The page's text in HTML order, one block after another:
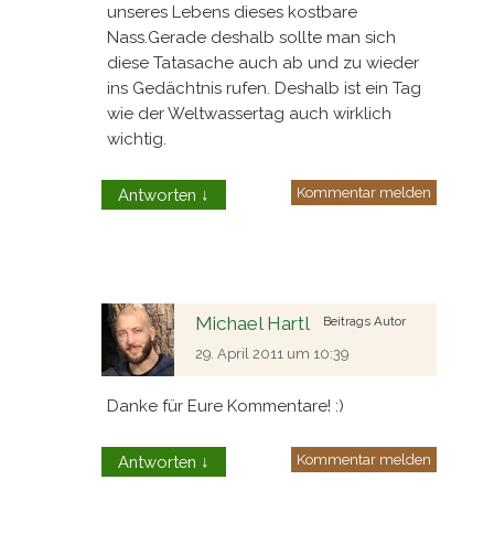
unseres Lebens dieses kostbare
Nass.Gerade deshalb sollte man sich
diese Tatasache auch ab und zu wieder
ins Gedächtnis rufen. Deshalb ist ein Tag
wie der Weltwassertag auch wirklich
wichtig.
Antworten ↓ Kommentar melden
Michael Hartl Beitrags Autor
29. April 2011 um 10:39
Danke für Eure Kommentare! :)
Antworten ↓ Kommentar melden